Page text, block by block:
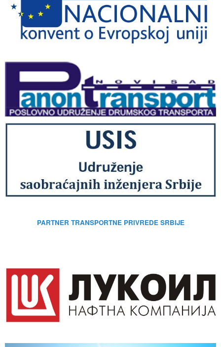
PARTNER TRANSPORTNE PRIVREDE SRBIJE